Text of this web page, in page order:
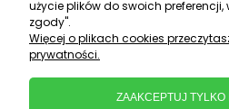
użycie plików do swoich
zgody".
Więcej o plikach cookies
prywatności.
ZAAKCEPTUJ TYLKO